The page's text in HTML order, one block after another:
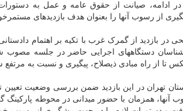
ادامه، صیانت از حقوق عامه و عمل به
از رسوب آنها را بعنوان هدف بازدیدهای
در بازدید از گمرک غرب با تکیه بر اهتمام
دستگاههای اجرایی حاضر در جلسه مصوب
تا از راه مبادی ذیصلاح، پیگیری و نسبت به
تهران در این بازدید ضمن بررسی وضعیت
آنها، همزمان با حضور میدانی در محوطه